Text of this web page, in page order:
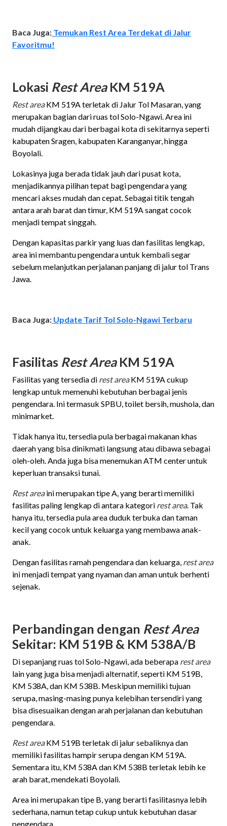
Baca Juga: Temukan Rest Area Terdekat di Jalur
Favoritmu!
Lokasi Rest AreaKM 519A
Rest areaKM 519A terletak di Jalur Tol Masaran, yang
merupakan bagian dari ruas tol Solo-Ngawi. Area ini
mudah dijangkau dari berbagai kota di sekitarnya seperti
kabupaten Sragen, kabupaten Karanganyar, hingga
Boyolali.
Lokasinya juga berada tidak jauh dari pusat kota,
menjadikannya pilihan tepat bagi pengendara yang
mencari akses mudah dan cepat. Sebagai titik tengah
antara arah barat dan timur, KM 519A sangat cocok
menjadi tempat singgah.
Dengan kapasitas parkir yang luas dan fasilitas lengkap,
area ini membantu pengendara untuk kembali segar
sebelum melanjutkan perjalanan panjang di jalur tol Trans
Jawa.
Baca Juga: Update Tarif Tol Solo-Ngawi Terbaru
Fasilitas Rest Area KM 519A
Fasilitas yang tersedia di rest areaKM 519A cukup
lengkap untuk memenuhi kebutuhan berbagai jenis
pengendara. Ini termasuk SPBU, toilet bersih, mushola, dan
minimarket.
Tidak hanya itu, tersedia pula berbagai makanan khas
daerah yang bisa dinikmati langsung atau dibawa sebagai
oleh-oleh. Anda juga bisa menemukan ATM center untuk
keperluan transaksi tunai.
Rest areaini merupakan tipe A, yang berarti memiliki
fasilitas paling lengkap di antara kategori rest area. Tak
hanya itu, tersedia pula area duduk terbuka dan taman
kecil yang cocok untuk keluarga yang membawa anak-
anak.
Dengan fasilitas ramah pengendara dan keluarga, rest area
ini menjadi tempat yang nyaman dan aman untuk berhenti
sejenak.
Perbandingan dengan Rest Area
Sekitar: KM 519B & KM 538A/B
Di sepanjang ruas tol Solo-Ngawi, ada beberapa rest area
lain yang juga bisa menjadi alternatif, seperti KM 519B,
KM 538A, dan KM 538B. Meskipun memiliki tujuan
serupa, masing-masing punya kelebihan tersendiri yang
bisa disesuaikan dengan arah perjalanan dan kebutuhan
pengendara.
Rest areaKM 519B terletak di jalur sebaliknya dan
memiliki fasilitas hampir serupa dengan KM 519A.
Sementara itu, KM 538A dan KM 538B terletak lebih ke
arah barat, mendekati Boyolali.
Area ini merupakan tipe B, yang berarti fasilitasnya lebih
sederhana, namun tetap cukup untuk kebutuhan dasar
pengendara.